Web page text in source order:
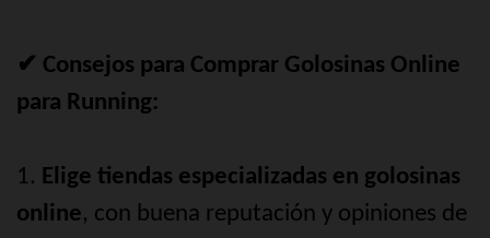
✔ Consejos para Comprar Golosinas Online
para Running:
1. Elige tiendas especializadas en golosinas
online, con buena reputación y opiniones de